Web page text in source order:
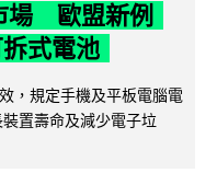
場 歐盟新例
式電池
，規定手機及平板電腦電
置壽命及減少電子垃